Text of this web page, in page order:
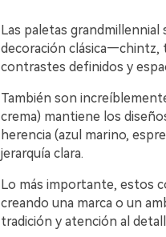
Las paletas
decoración clásica—chintz,
contrastes definidos y
También son
crema) mantiene los
herencia (azul marino,
jerarquía clara.
Lo más importante, estos
creando una marca o un
tradición y atención al